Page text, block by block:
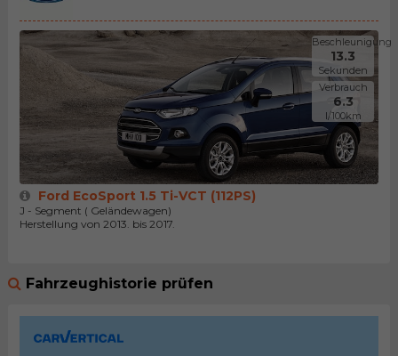
Beschleunigung
13.3
Sekunden
Verbrauch
6.3
l/100km
Ford EcoSport 1.5 Ti-VCT (112PS)
J - Segment ( Geländewagen)
Herstellung von 2013. bis 2017.
Fahrzeughistorie prüfen